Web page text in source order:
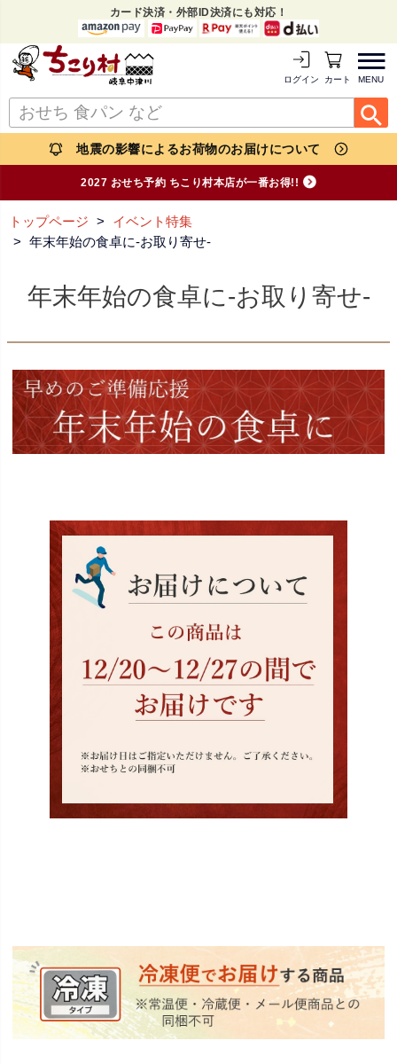
カード決済・外部ID決済にも対応！
MENU
ログイン カートを見る
地震の影響によるお荷物のお届けについて
2027 おせち予約 ちこり村本店が一番お得!!
トップページ
イベント特集
年末年始の食卓に-お取り寄せ-
年末年始の食卓に-お取り寄せ-